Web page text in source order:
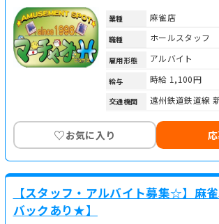
業種 麻雀店
職種 ホールスタッフ
雇用形態 アルバイト
給与 時給 1,100円
交通機関 遠州鉄道鉄道線
♡お気に入り
【スタッフ・アルバイト募集☆】麻
バックあり★】